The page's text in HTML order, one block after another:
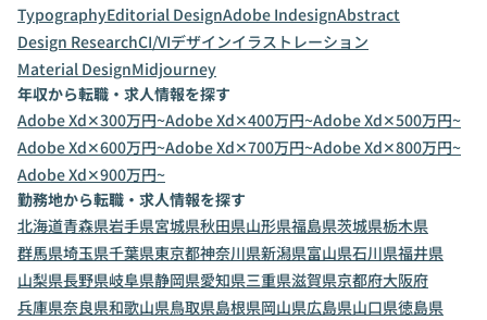
TypographyEditorial DesignAdobe IndesignAbstract
Design ResearchCI/VIデザインイラストレーション
Material DesignMidjourney
年収から転職・求人情報を探す
Adobe Xd✕300万円~Adobe Xd✕400万円~Adobe Xd✕500万円~
Adobe Xd✕600万円~Adobe Xd✕700万円~Adobe Xd✕800万円~
Adobe Xd✕900万円~
勤務地から転職・求人情報を探す
北海道青森県岩手県宮城県秋田県山形県福島県茨城県栃木県
群馬県埼玉県千葉県東京都神奈川県新潟県富山県石川県福井県
山梨県長野県岐阜県静岡県愛知県三重県滋賀県京都府大阪府
兵庫県奈良県和歌山県鳥取県島根県岡山県広島県山口県徳島県